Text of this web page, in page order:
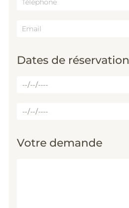
Dates de réservation
d'arrivée
de
Votre demande